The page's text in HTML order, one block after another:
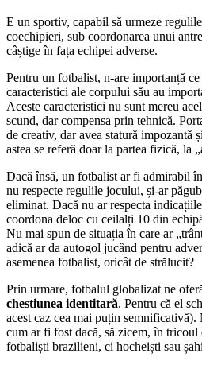
E un sportiv, capabil să urmeze
coechipieri, sub coordonarea unui
câștige în fața echipei adverse.
Pentru un fotbalist, n-are importanță
caracteristici ale corpului său au
Aceste caracteristici nu sunt mereu
scund, dar compensa prin tehnică.
de creativ, dar avea statură impozantă
astea se referă doar la partea fizică, la
Dacă însă, un fotbalist ar fi admirabil
nu respecte regulile jocului, și-ar
eliminat. Dacă nu ar respecta
coordona deloc cu ceilalți 10 din
Nu mai spun de situația în care ar
adică ar da autogol jucând pentru
asemenea fotbalist, oricât de strălucit?
Prin urmare, fotbalul globalizat ne
chestiunea identitară. Pentru că el
acest caz cea mai puțin semnificativă).
cum ar fi fost dacă, să zicem, în
fotbaliști brazilieni, ci hocheiști sau